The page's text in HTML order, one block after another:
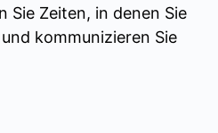
Sie Zeiten, in denen Sie
kommunizieren Sie